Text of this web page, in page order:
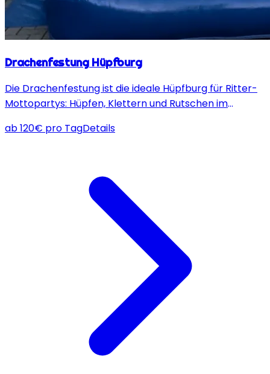
Drachenfestung Hüpfburg
Die Drachenfestung ist die ideale Hüpfburg für Ritter-
Mottopartys: Hüpfen, Klettern und Rutschen im
stundenlangen Spaß und Abenteuer!
ab120€ pro TagDetails